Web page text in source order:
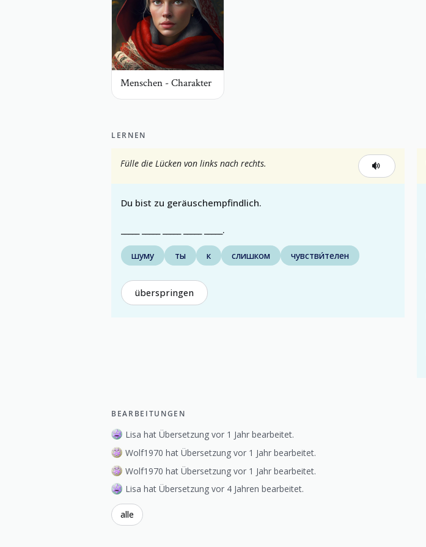
Menschen - Charakter
LERNEN
Fülle die Lücken von links nach rechts.
Du bist zu geräuschempfindlich.
_____ _____ _____ _____ _____.
шуму ты к слишком чувстви́телен
überspringen
BEARBEITUNGEN
Lisa hat Übersetzung vor 1 Jahr bearbeitet.
Wolf1970 hat Übersetzung vor 1 Jahr bearbeitet.
Wolf1970 hat Übersetzung vor 1 Jahr bearbeitet.
Lisa hat Übersetzung vor 4 Jahren bearbeitet.
alle